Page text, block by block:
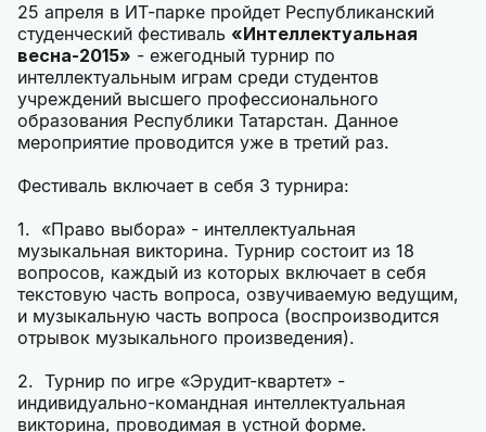
25 апреля в ИТ-парке пройдет Республиканский
студенческий фестиваль «Интеллектуальная
весна-2015» - ежегодный турнир по
интеллектуальным играм среди студентов
учреждений высшего профессионального
образования Республики Татарстан. Данное
мероприятие проводится уже в третий раз.
Фестиваль включает в себя 3 турнира:
1. «Право выбора» - интеллектуальная
музыкальная викторина. Турнир состоит из 18
вопросов, каждый из которых включает в себя
текстовую часть вопроса, озвучиваемую ведущим,
и музыкальную часть вопроса (воспроизводится
отрывок музыкального произведения).
2. Турнир по игре «Эрудит-квартет» -
индивидуально-командная интеллектуальная
викторина, проводимая в устной форме.